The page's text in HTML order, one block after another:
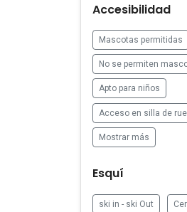
Accesibilidad
Mascotas permitidas
No se permiten
Apto para niños
Acceso en silla de
Mostrar más
Esquí
ski in - ski Out